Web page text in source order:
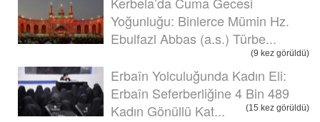
Yoğunluğu: Binlerce Mümin Hz.
Ebulfazl Abbas (a.s.) Türbe...
(9 kez görüldü)
Erbaîn Yolculuğunda Kadın Eli:
Erbaîn Seferberliğine 4 Bin 489
Kadın Gönüllü Kat...
(15 kez görüldü)